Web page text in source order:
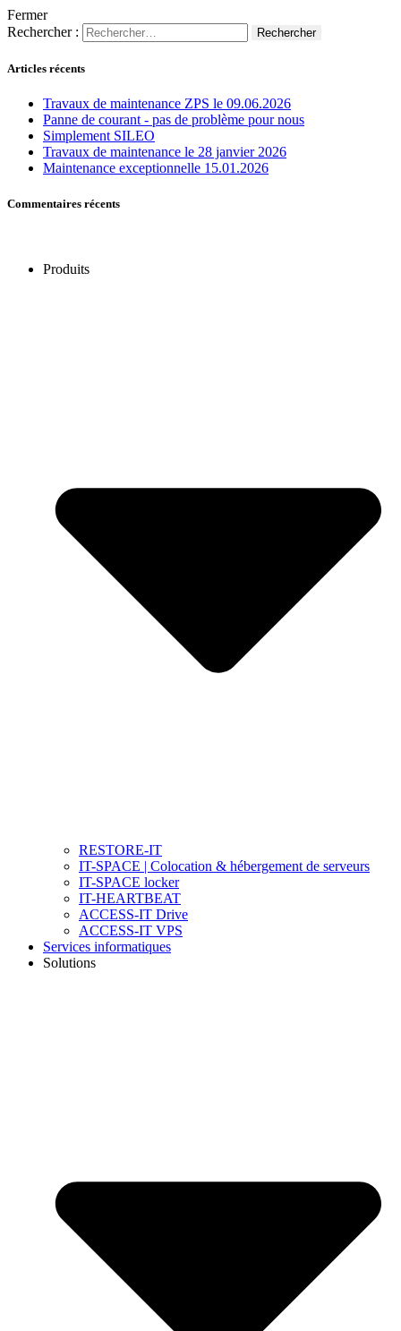
Fermer
Rechercher :
Articles récents
Travaux de maintenance ZPS le 09.06.2026
Panne de courant - pas de problème pour nous
Simplement SILEO
Travaux de maintenance le 28 janvier 2026
Maintenance exceptionnelle 15.01.2026
Commentaires récents
Produits
RESTORE-IT
IT-SPACE | Colocation & hébergement de serveurs
IT-SPACE locker
IT-HEARTBEAT
ACCESS-IT Drive
ACCESS-IT VPS
Services informatiques
Solutions